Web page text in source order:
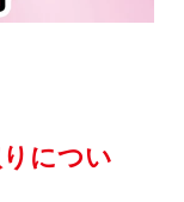
につい